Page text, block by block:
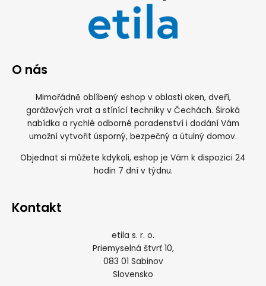
O nás
Mimořádně oblíbený eshop v oblasti oken, dveří,
garážových vrat a stínící techniky v Čechách. Široká
nabídka a rychlé odborné poradenství i dodání Vám
umožní vytvořit úsporný, bezpečný a útulný domov.
Objednat si můžete kdykoli, eshop je Vám k dispozici 24
hodin 7 dní v týdnu.
Kontakt
etila s. r. o.
Priemyselná štvrť 10,
083 01 Sabinov
Slovensko